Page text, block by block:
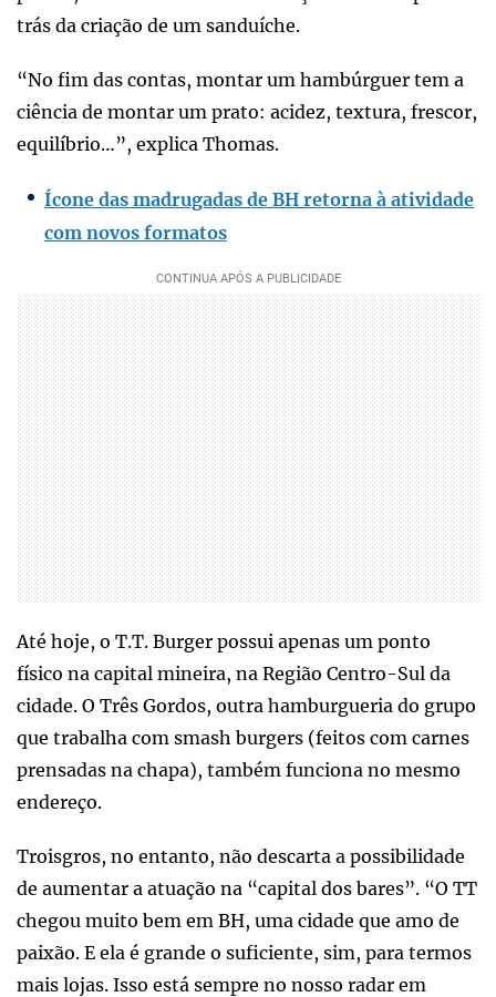
trás da criação de um sanduíche.
“No fim das contas, montar um hambúrguer tem a
ciência de montar um prato: acidez, textura, frescor,
equilíbrio…”, explica Thomas.
Ícone das madrugadas de BH retorna à atividade
com novos formatos
Até hoje, o T.T. Burger possui apenas um ponto
físico na capital mineira, na Região Centro-Sul da
cidade. O Três Gordos, outra hamburgueria do grupo
que trabalha com smash burgers (feitos com carnes
prensadas na chapa), também funciona no mesmo
endereço.
Troisgros, no entanto, não descarta a possibilidade
de aumentar a atuação na “capital dos bares”. “O TT
chegou muito bem em BH, uma cidade que amo de
paixão. E ela é grande o suficiente, sim, para termos
mais lojas. Isso está sempre no nosso radar em